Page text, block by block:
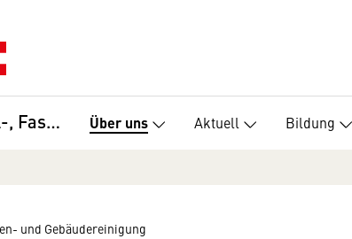
Denkmal-, Fassaden- und Gebäudereinigung Über uns Aktuell Bildung
und Gebäudereinigung